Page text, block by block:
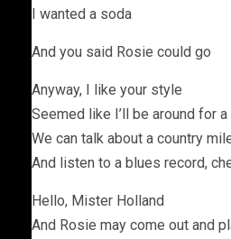
I wanted a soda
And you said Rosie could go
Anyway, I like your style
Seemed like I’ll be around for
We can talk about a country
And listen to a blues record,
Hello, Mister Holland
And Rosie may come out and